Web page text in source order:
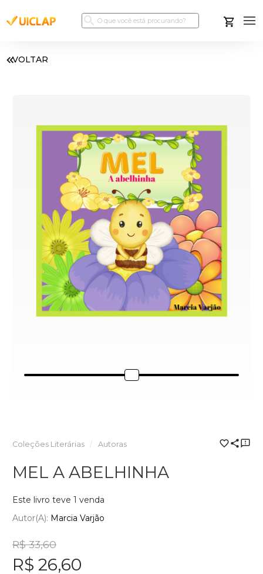
VOLTAR
Coleções Literárias Autoras
MEL A ABELHINHA
Este livro teve 1 venda
Autor(a): Marcia Varjão
R$ 33,60
R$ 26,60